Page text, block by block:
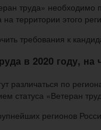
труда»
на территории этого
требования к
в 2020 году,
различаться по
статуса «Ветеран
регионов